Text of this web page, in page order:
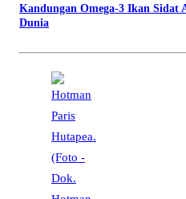
Kandungan Omega-3 Ikan Sidat
Dunia